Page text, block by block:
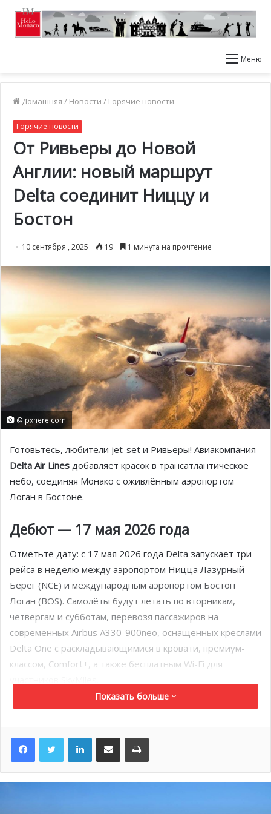
Меню
Домашняя / Новости / Горячие новости
Горячие новости
От Ривьеры до Новой
Англии: новый маршрут
Delta соединит Ниццу и
Бостон
10 сентября , 2025 19 1 минута на прочтение
@ pxhere.com
Готовьтесь, любители jet-set и Ривьеры! Авиакомпания
Delta Air Lines добавляет красок в трансатлантическое
небо, соединяя Монако с оживлённым аэропортом
Логан в Бостоне.
Дебют — 17 мая 2026 года
Отметьте дату: с 17 мая 2026 года Delta запускает три
рейса в неделю между аэропортом Ницца Лазурный
Берег (NCE) и международным аэропортом Бостон
Логан (BOS). Самолёты будут летать по вторникам,
четвергам и субботам, перевозя пассажиров на
современных Airbus A330-900neo, оснащённых креслами
Delta One с раскладывающимися в кровати, премиум-
классом, Comfort+, а также бесплатным Wi-Fi для
Этот сезонный маршрут — часть более широкой летней
экспансии Delta в 2026 году, включающей также
ежедневные рейсы из Бостона в Мадрид, начиная с 16
мая.
Показать больше
LinkedInПоделиться по электронной почте Распечатать